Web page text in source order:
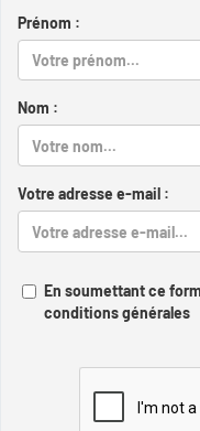
Prénom :
Nom :
Votre adresse e-mail :
En soumettant ce
conditions générales